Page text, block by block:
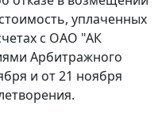
уплаченных
с ОАО "АК
Арбитражного
и от 21 ноября